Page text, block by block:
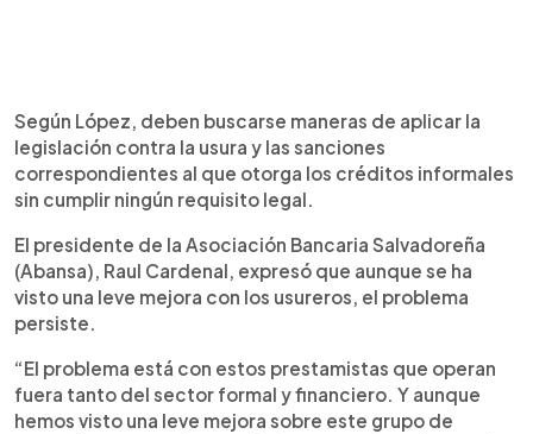
Según López, deben buscarse maneras de aplicar la
legislación contra la usura y las sanciones
correspondientes al que otorga los créditos informales
sin cumplir ningún requisito legal.
El presidente de la Asociación Bancaria Salvadoreña
(Abansa), Raul Cardenal, expresó que aunque se ha
visto una leve mejora con los usureros, el problema
persiste.
“El problema está con estos prestamistas que operan
fuera tanto del sector formal y financiero. Y aunque
hemos visto una leve mejora sobre este grupo de